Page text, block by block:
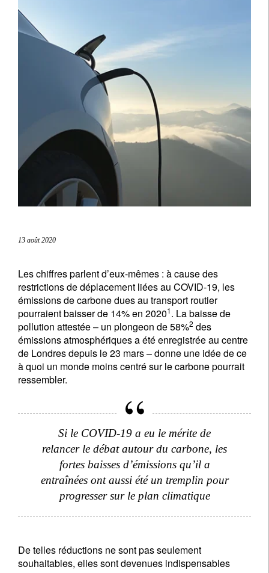
13 août 2020
Les chiffres parlent d’eux-mêmes : à cause des
restrictions de déplacement liées au COVID-19, les
émissions de carbone dues au transport routier
pourraient baisser de 14% en 20201. La baisse de
pollution attestée – un plongeon de 58%2 des
émissions atmosphériques a été enregistrée au centre
de Londres depuis le 23 mars – donne une idée de ce
à quoi un monde moins centré sur le carbone pourrait
ressembler.
Si le COVID-19 a eu le mérite de
relancer le débat autour du carbone, les
fortes baisses d’émissions qu’il a
entraînées ont aussi été un tremplin pour
progresser sur le plan climatique
De telles réductions ne sont pas seulement
souhaitables, elles sont devenues indispensables